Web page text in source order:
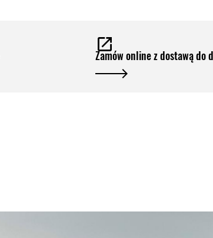
Zamów online z dostawą do